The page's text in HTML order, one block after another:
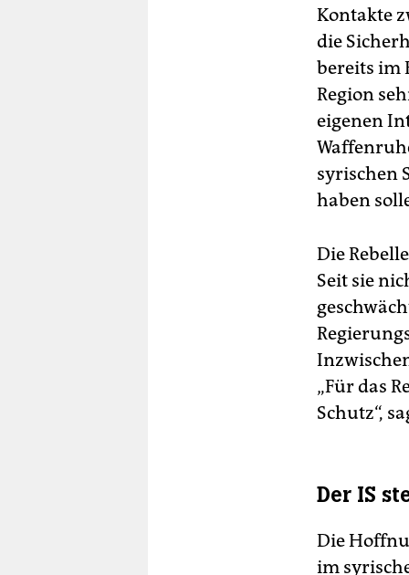
Kontakte
die
bereits im
Region
eigenen
syrischen
haben
Die
Seit sie
„Für das
Schutz“,
Der IS
Die
im